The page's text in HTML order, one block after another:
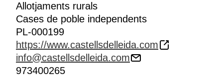
Allotjaments rurals
Cases de poble independents
PL-000199
https://www.castellsdelleida.com
info@castellsdelleida.com
973400265